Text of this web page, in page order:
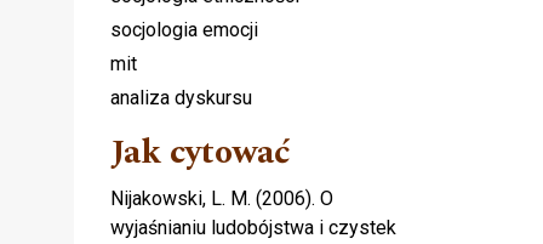
socjologia emocji
mit
analiza dyskursu
Jak cytować
Nijakowski, L. M. (2006). O
wyjaśnianiu ludobójstwa i czystek